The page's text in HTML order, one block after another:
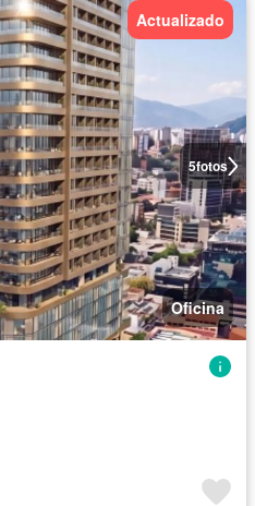
5fotos
Actualizado
Oficina